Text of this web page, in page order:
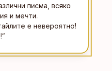
писма, всяко
и мечти.
е невероятно!
”